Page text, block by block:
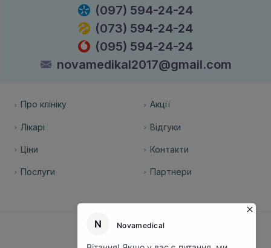
(097) 594-24-24
(073) 594-24-24
(095) 594-24-24
novamedikal2017@gmail.com
Про клініку
Лікарі
Ціни
Послуги
Акції
Відгуки
Контакти
Партнери